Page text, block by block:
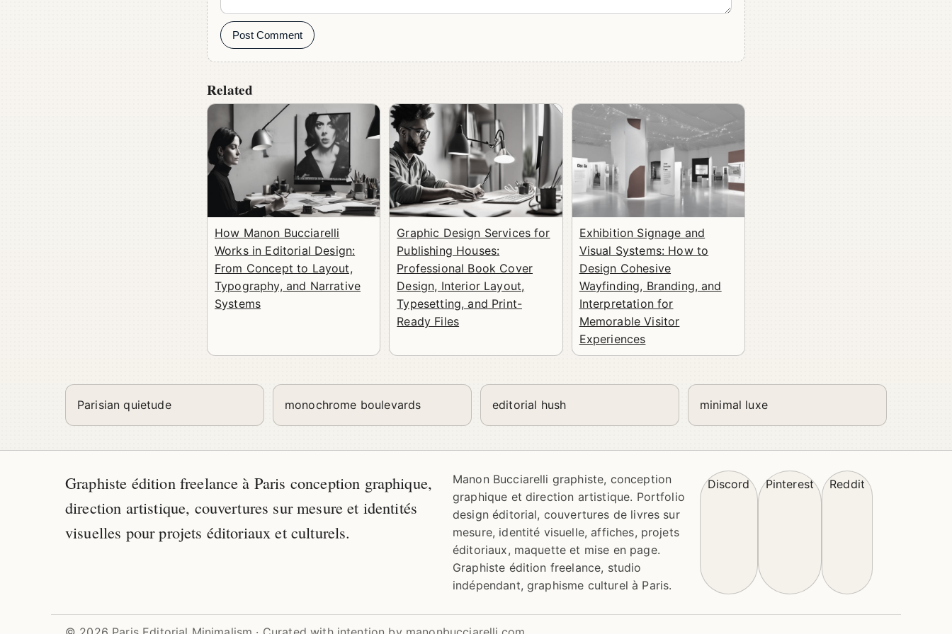
Post Comment
Related
How Manon Bucciarelli
Works in Editorial Design:
From Concept to Layout,
Typography, and Narrative
Systems
Graphic Design Services for
Publishing Houses:
Professional Book Cover
Design, Interior Layout,
Typesetting, and Print-
Ready Files
Exhibition Signage and
Visual Systems: How to
Design Cohesive
Wayfinding, Branding, and
Interpretation for
Memorable Visitor
Experiences
Parisian quietude monochrome boulevards editorial hush minimal luxe
Graphiste édition freelance à Paris conception graphique,
direction artistique, couvertures sur mesure et identités
visuelles pour projets éditoriaux et culturels.
Manon Bucciarelli graphiste, conception
graphique et direction artistique. Portfolio
design éditorial, couvertures de livres sur
mesure, identité visuelle, affiches, projets
éditoriaux, maquette et mise en page.
Graphiste édition freelance, studio
indépendant, graphisme culturel à Paris.
Discord Pinterest Reddit